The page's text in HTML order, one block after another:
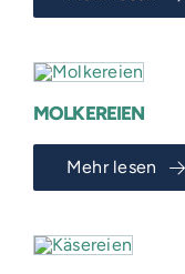
MOLKEREIEN
Mehr lesen